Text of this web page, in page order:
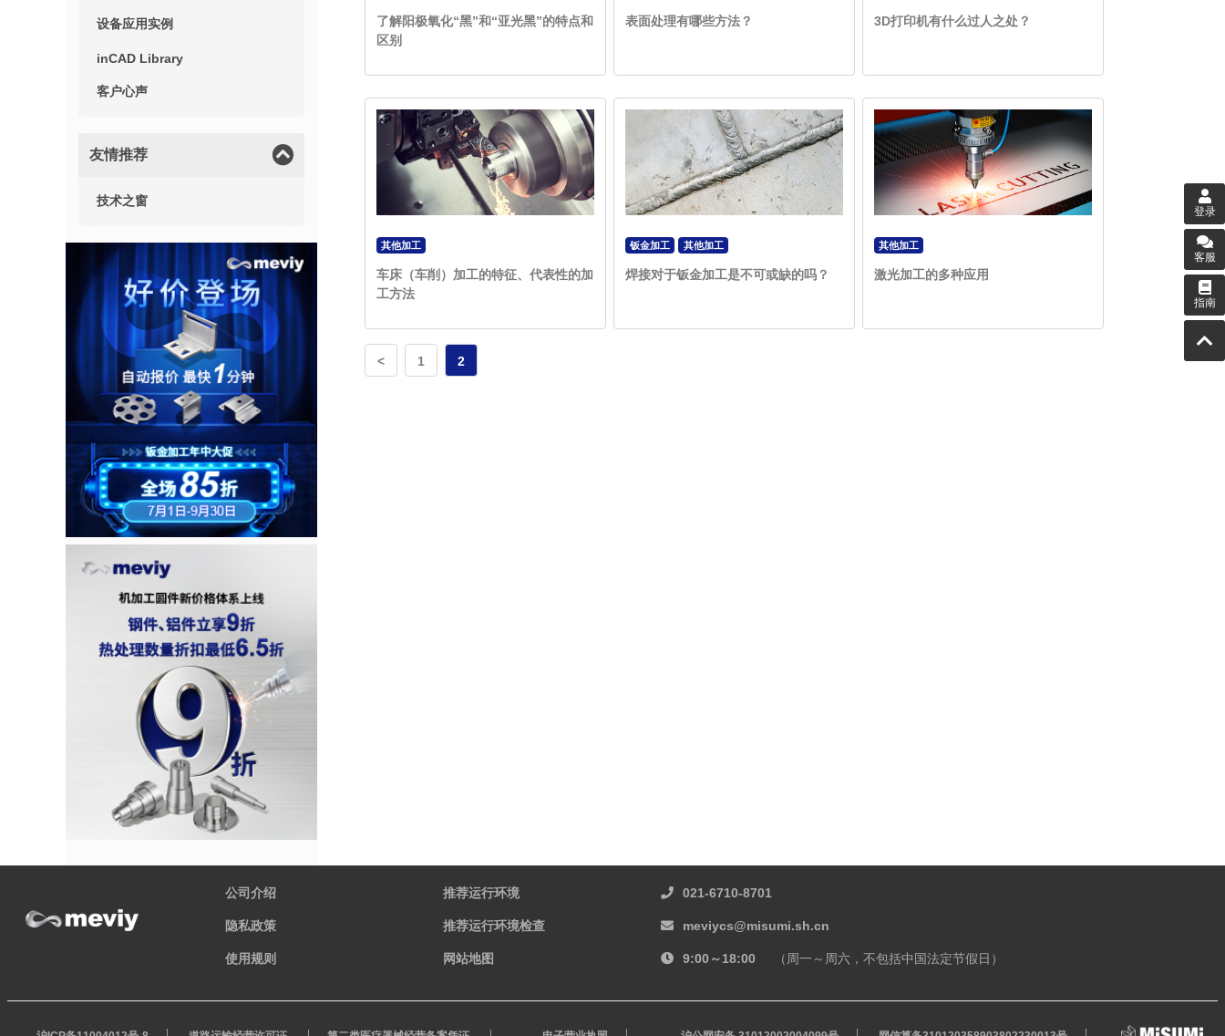
设备应用实例
inCAD Library
客户心声
友情推荐
技术之窗
了解阳极氧化“黑”和“亚光黑”的特点和
区别
表面处理有哪些方法？ 3D打印机有什么过人之处？
其他加工
车床（车削）加工的特征、代表性的加
工方法
钣金加工 其他加工
焊接对于钣金加工是不可或缺的吗？
其他加工
激光加工的多种应用
< 1 2
公司介绍
隐私政策
使用规则
推荐运行环境
推荐运行环境检查
网站地图
021-6710-8701
meviycs@misumi.sh.cn
9:00～18:00 （周一～周六，不包括中国法定节假日）
登录
客服
指南